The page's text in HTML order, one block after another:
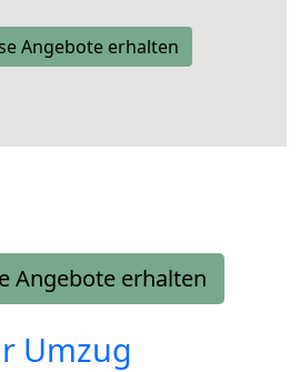
Angebote erhalten
Angebote erhalten
Umzug